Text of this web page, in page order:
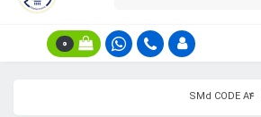
0
SMd CODE A4